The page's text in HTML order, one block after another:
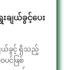
းချယ်ခွင့်ပေး
ယ်ခွင့် ရှိသည့်
င်ဖြစ်